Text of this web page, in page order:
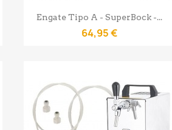
Vista rápida
Engate Tipo A - SuperBock -...
64,95 €